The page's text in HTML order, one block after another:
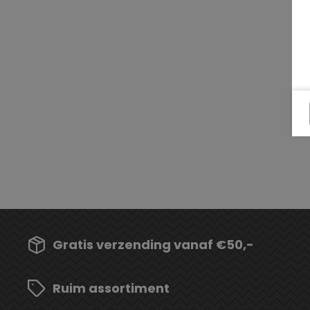
Gratis verzending vanaf €50,-
Ruim assortiment